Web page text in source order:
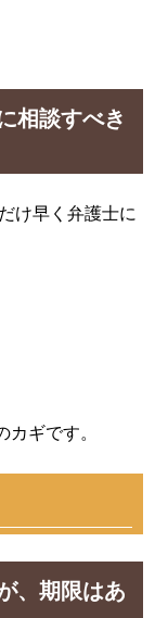
相談すべき
け早く弁護士に
ギです。
、期限はあ